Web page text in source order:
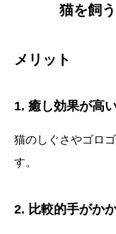
猫を飼
メリット
1. 癒し効果が高
猫のしぐさやゴロ
す。
2. 比較的手がか